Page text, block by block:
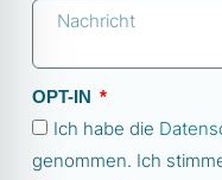
OPT-IN
Ich habe die
genommen. Ich